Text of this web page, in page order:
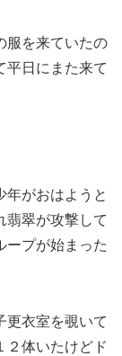
服を来ていたの
平日にまた来て
年がおはようと
翡翠が攻撃して
ープが始まった
更衣室を覗いて
２体いたけどド